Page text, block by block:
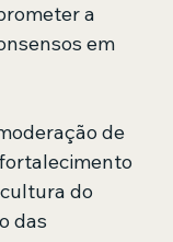
a
em
de
do
das